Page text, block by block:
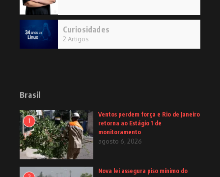
Curiosidades
2 Artigos
Brasil
1
Ventos perdem força e Rio de Janeiro
retorna ao Estágio 1 de
monitoramento
agosto 6, 2026
Nova lei assegura piso mínimo do